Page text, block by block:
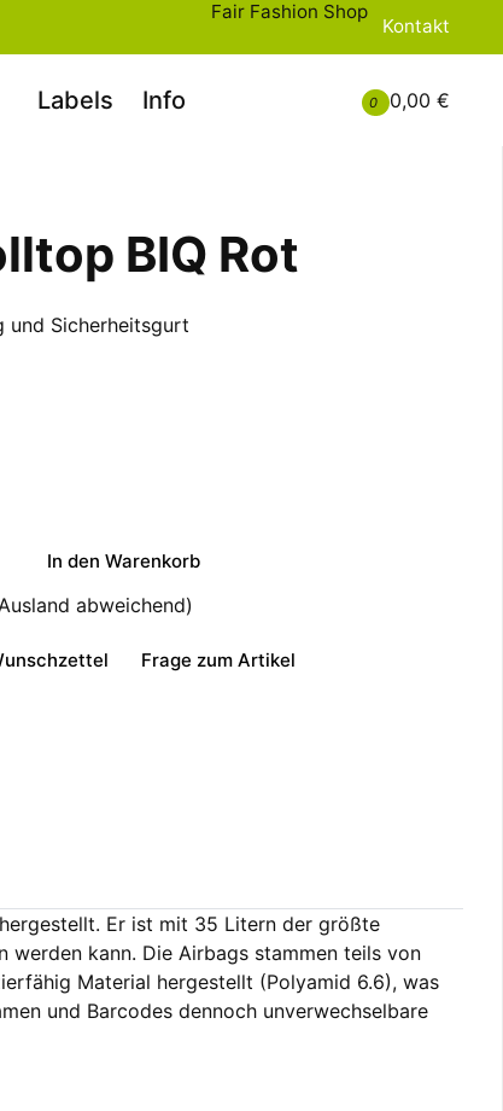
Kontakt
Fair Fashion Shop
0 0,00 €
Labels Info
BIQ Rot
und Sicherheitsgurt
In den Warenkorb
abweichend)
Frage zum Artikel
Er ist mit 35 Litern der größte
werden kann. Die Airbags stammen teils von
Material hergestellt (Polyamid 6.6), was
und Barcodes dennoch unverwechselbare